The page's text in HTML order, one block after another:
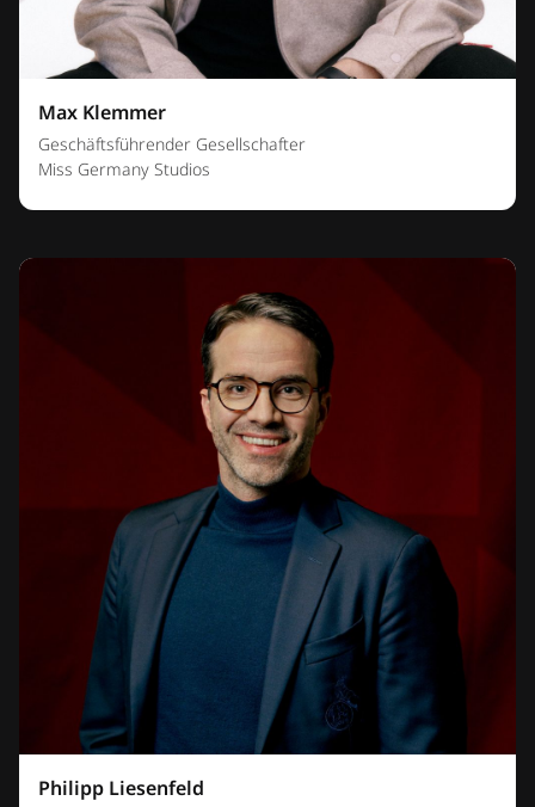
Max Klemmer
Geschäftsführender Gesellschafter
Miss Germany Studios
Philipp Liesenfeld